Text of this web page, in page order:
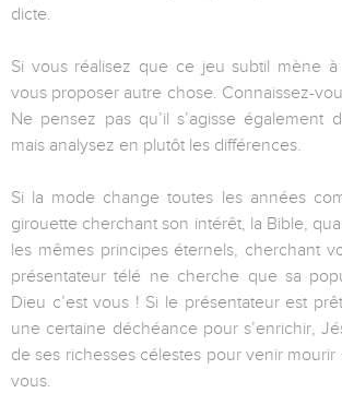
dicte.
Si vous réalisez que ce jeu subtil mène à
vous proposer autre chose. Connaissez-
Ne pensez pas qu’il s’agisse également
mais analysez en plutôt les différences.
Si la mode change toutes les années
girouette cherchant son intérêt, la Bible,
les mêmes principes éternels, cherchant
présentateur télé ne cherche que sa
Dieu c’est vous ! Si le présentateur est
une certaine déchéance pour s’enrichir,
de ses richesses célestes pour venir
vous.